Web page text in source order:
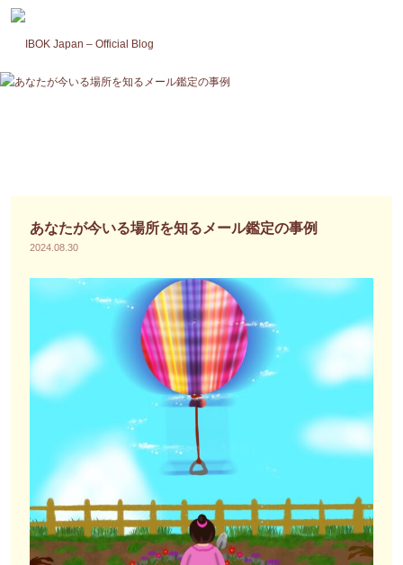
ツ
あなたが今いる場所を知るメール鑑定の事例
2024.08.30